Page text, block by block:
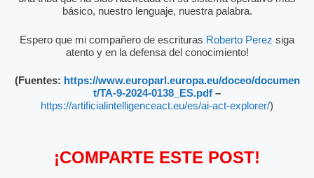
básico, nuestro lenguaje, nuestra palabra.
Espero que mi compañero de escrituras Roberto Perez siga
atento y en la defensa del conocimiento!
(Fuentes: https://www.europarl.europa.eu/doceo/documen
t/TA-9-2024-0138_ES.pdf –
https://artificialintelligenceact.eu/es/ai-act-explorer/)
¡COMPARTE ESTE POST!